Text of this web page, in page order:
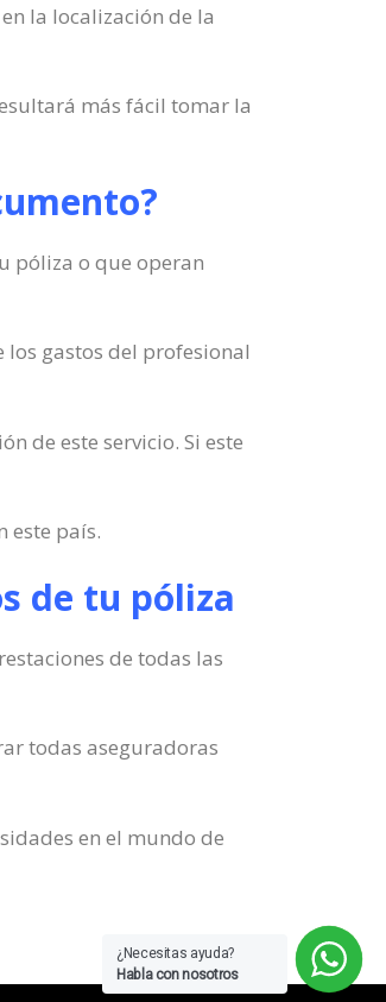
¿Necesitas ayuda?
Habla con nosotros
la localización de la
más fácil tomar la
póliza o que operan
gastos del profesional
de este servicio. Si este
este país.
de tu póliza
de todas las
todas aseguradoras
en el mundo de